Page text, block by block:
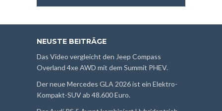
NEUSTE BEITRÄGE
Das Video vergleicht den Jeep Compass
Overland 4xe AWD mit dem Summit PHEV.
Der neue Mercedes GLA 2026 ist ein Elektro-
Kompakt-SUV ab 48.600 Euro.